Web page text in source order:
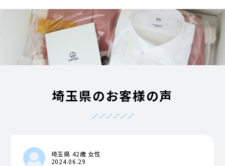
埼玉県のお客様の声
埼玉県 42歳 女性
2024.06.29